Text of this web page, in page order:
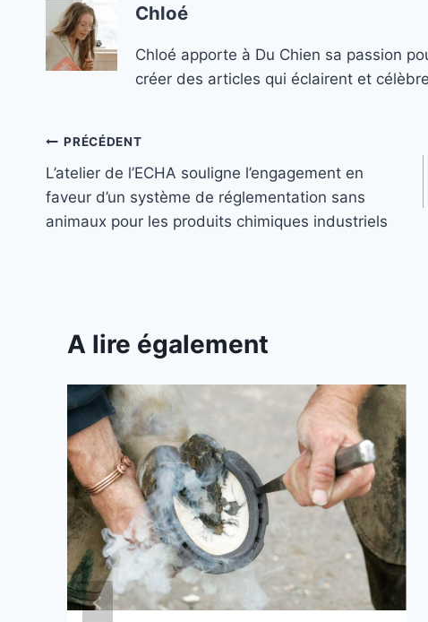
Chloé
Chloé apporte à Du Chien sa passion
créer des articles qui éclairent et
Navigation
de
l’article
PRÉCÉDENT
L’atelier de l’ECHA souligne l’engagement en
faveur d’un système de réglementation sans
animaux pour les produits chimiques industriels
A lire également